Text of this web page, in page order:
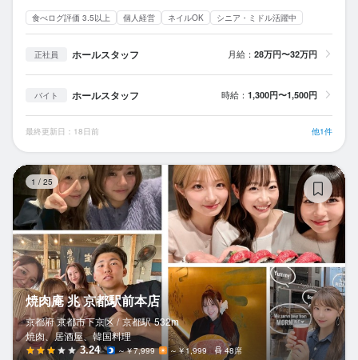
食べログ評価 3.5以上 個人経営 ネイルOK シニア・ミドル活躍中
正社員 ホールスタッフ 月給： 28万円〜32万円
バイト ホールスタッフ 時給： 1,300円〜1,500円
最終更新日：18日前 他1件
1 / 25
焼肉庵 兆 京都駅前本店
京都府 京都市下京区 / 京都駅 532m
焼肉、居酒屋、韓国料理
3.24 ～￥7,999 ～￥1,999 48席